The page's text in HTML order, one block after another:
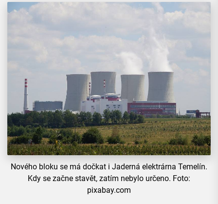
Nového bloku se má dočkat i Jaderná elektrárna Temelín.
Kdy se začne stavět, zatím nebylo určeno. Foto:
pixabay.com